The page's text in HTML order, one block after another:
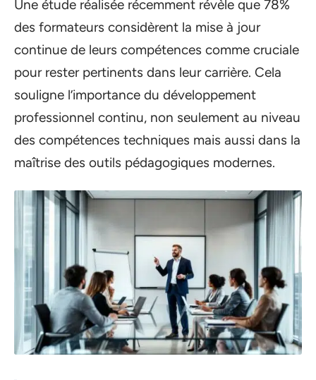
Une étude réalisée récemment révèle que 78%
des formateurs considèrent la mise à jour
continue de leurs compétences comme cruciale
pour rester pertinents dans leur carrière. Cela
souligne l’importance du développement
professionnel continu, non seulement au niveau
des compétences techniques mais aussi dans la
maîtrise des outils pédagogiques modernes.